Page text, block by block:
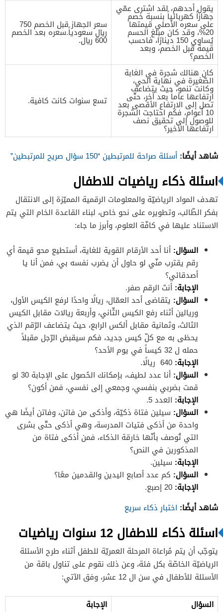
يقول أحدهم، لقد اشترى عمّي
جهازاً كهربائياً بنسبة خصم
على سعره الأصلي قيمتها
20%، وقد كان مبلغ الحسم
يُساوي 150 دينارًا، فاحسب
قيمة قبل الخصم، وبعد
الخصم؟
سعر الجهاز قبل الخصم 750
ريال سعودياً.سعره بعد الخصم
600 ريال.
كان هنالك شجرة في الغابة
الصّغيرة في نهاية الحي،
وكانت تنمو، حيث يتضاعف
ارتفاعها عاماً بعد آخر، حتّى
تصل إلى الارتفاع الأقصى بعد
10 أعوام، فكم احتاجت الشجرة
للوصول إلى تحقيق نصف
ارتفاعها الأخير؟
تسع سنوات كانت كافية.
شاهد أيضًا: أسئلة صراحة للمرتبطين “150 سؤال صريح للمرتبطين”
اسئلة ذكاء رياضيات للاطفال
تهدف المواد الرياضيّة والمعلومات الرقمية المميّزة إلى الانتقال
بفكر الطّالب، وتطويره على نحو خاص، لبناء القاعدة الخام التي يتم
الاستناد عليها في كافّة العلوم، وأبرز ما جاء:
السؤال: أنا أحد الأرقام القوية للغاية، أستطيع محو قيمة أي
رقم يقترب منّي لو حاول أن يضرب نفسه بي، فمن أنا يا
أصدقائي؟
الإجابة: أنتَ الرقم صفر.
السؤال: يتقاضى أحد العمّال، ريالًا واحدًا لرفع الكيس الأول،
وريالين أثناء رفع الكيس الثّاني، وأربعة ريالات مقابل الكيس
الثالث، وثمانية مقابل ألكس الرابع، حيث يتضاعف الرّقم الذي
يحظى به مع كلّ كيس جديد، فكم سيقبض الرّجل مقبلاً
حمله ل 32 كيساً في يوم الأحد؟
الإجابة: 640 ريالًا.
السؤال:
أنا عدد لطيف، بإمكانك الحُصول على الإجابة 30 لو
قمت بضربي بنفسي، وجمعي إلى نفسي، فمن أكون؟
الإجابة: العدد 5.
السؤال: سيلين فتاة ذكيّة، وأذكى من فاتن، وفاتن أيضًا هي
واحدة من أذكى فتيات المدرسة، وهي أذكى حتّى بشرى
التي تُوصف بأنّها خارقة الذكاء، فمن أذكى فتاة من
المذكورين في النص؟
الإجابة: سيلين.
السؤال: كم عدد أصابع اليدين والقدمين معًا؟
الإجابة: 20 إصبع.
شاهد أيضًا: اختبار ذكاء سريع
اسئلة ذكاء للاطفال 12 سنوات رياضيات
يتوجّب أن يتم مُراعاة المرحلة العمريّة للطفل أثناء طرح الأسئلة
الرياضيّة الخاصّة بكل فئة، وعن ذلك نقوم على تناول باقة من
الأسئلة للأطفال في سن ال 12 عشر، وفق الآتي:
السؤال
الإجابة